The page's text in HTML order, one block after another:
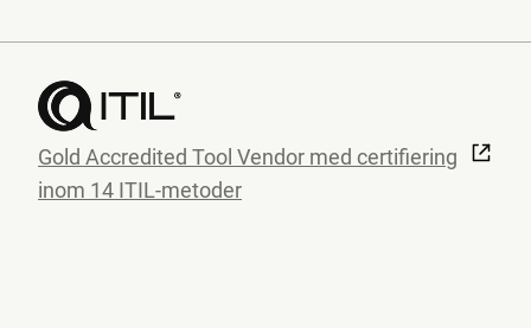
Gold Accredited Tool Vendor med certifiering
inom 14 ITIL-metoder